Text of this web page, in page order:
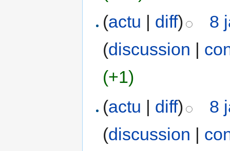
(actu | diff)
8
(discussion |
(+1)
(actu | diff)
8
(discussion |